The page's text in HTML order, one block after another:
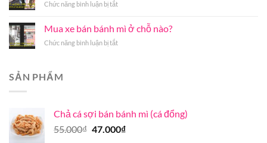
uy
tín
cá
thơm
mì
bán
Chức năng bình luận bị tắtở
chọn
cá
chả
Mua xe bán bánh mì ở chỗ nào?
Chức năng bình luận bị tắtở
chỗ
SẢN PHẨM
Chả cá sợi bán bánh mì (cá đổng)
55.000₫ Giá
47.000₫Giá